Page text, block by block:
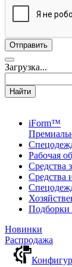
Загрузка...
Найти
iForm™
Рабочая
Средства
Средства
Подборки
Новинки
Распродажа